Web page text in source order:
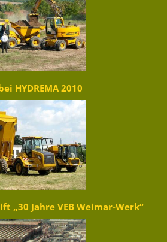
HYDREMA 2010
„30 Jahre VEB Weimar-Werk“